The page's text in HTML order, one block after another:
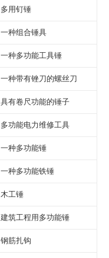
多用钉锤
一种组合锤具
一种多功能工具锤
一种带有锉刀的螺丝刀
具有卷尺功能的锤子
多功能电力维修工具
一种多功能锤
一种多功能铁锤
木工锤
建筑工程用多功能锤
钢筋扎钩